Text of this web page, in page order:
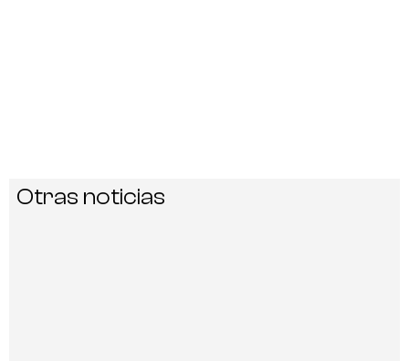
Otras noticias